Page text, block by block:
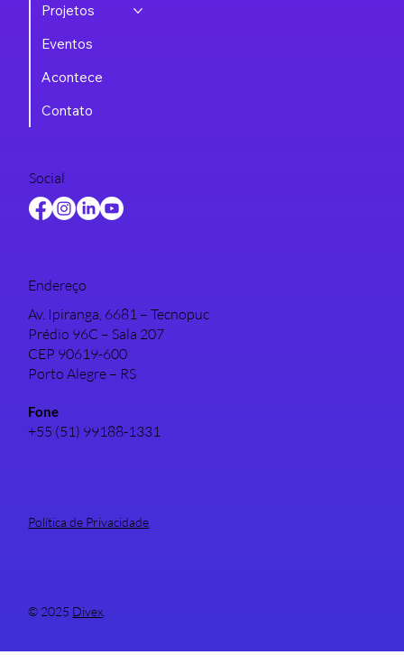
Projetos
Eventos
Acontece
Contato
Social
Endereço
Av. Ipiranga, 6681 – Tecnopuc
Prédio 96C – Sala 207
CEP 90619-600
Porto Alegre – RS
Fone
+55 (51) 99188-1331
Política de Privacidade
© 2025 Divex